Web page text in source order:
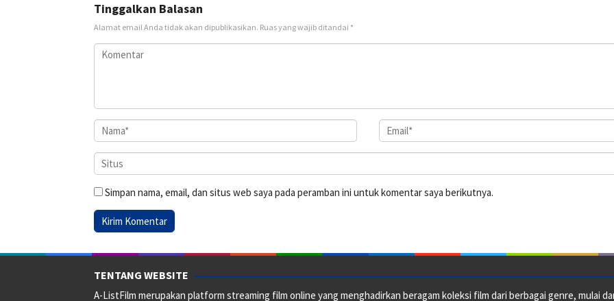
Tinggalkan Balasan
Alamat email Anda tidak akan dipublikasikan. Ruas yang wajib ditandai *
Simpan nama, email, dan situs web saya pada peramban ini untuk komentar saya berikutnya.
TENTANG WEBSITE
A-ListFilm merupakan platform streaming film online yang menghadirkan beragam koleksi film dari berbagai genre, mulai